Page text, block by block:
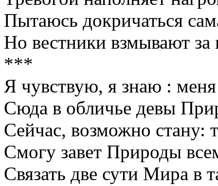
Пытаюсь докричаться
Но вестники взмывают за
***
Я чувствую, я знаю : меня
Сюда в обличье девы
Сейчас, возможно стану:
Смогу завет Природы
Связать две сути Мира в